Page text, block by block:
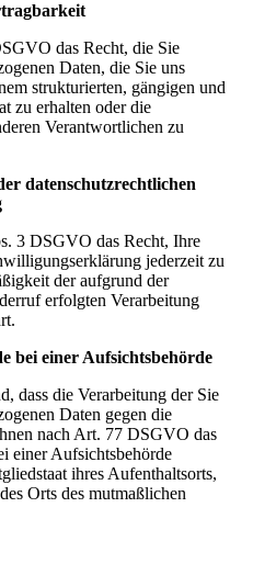
das Recht, die Sie
Daten, die Sie uns
strukturierten, gängigen und
zu erhalten oder die
Verantwortlichen zu
datenschutzrechtlichen
3 DSGVO das Recht, Ihre
jederzeit zu
der aufgrund der
erfolgten Verarbeitung
bei einer Aufsichtsbehörde
dass die Verarbeitung der Sie
Daten gegen die
nach Art. 77 DSGVO das
einer Aufsichtsbehörde
ihres Aufenthaltsorts,
Orts des mutmaßlichen